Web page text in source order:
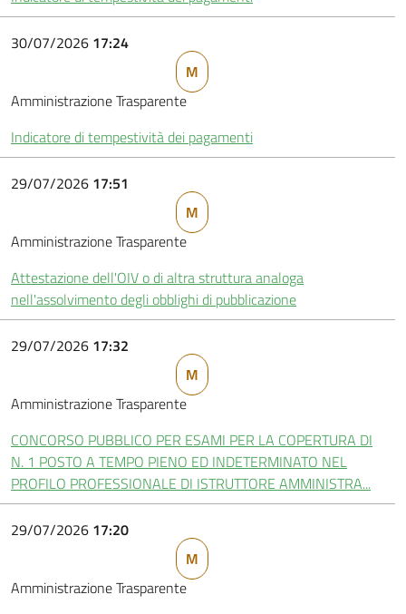
30/07/2026 17:24
M
Amministrazione Trasparente
Indicatore di tempestività dei pagamenti
29/07/2026 17:51
M
Amministrazione Trasparente
Attestazione dell'OIV o di altra struttura analoga
nell'assolvimento degli obblighi di pubblicazione
29/07/2026 17:32
M
Amministrazione Trasparente
CONCORSO PUBBLICO PER ESAMI PER LA COPERTURA DI
N. 1 POSTO A TEMPO PIENO ED INDETERMINATO NEL
PROFILO PROFESSIONALE DI ISTRUTTORE AMMINISTRA...
29/07/2026 17:20
M
Amministrazione Trasparente